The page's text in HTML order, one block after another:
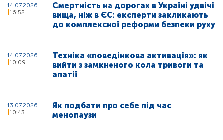
14.07.2026
16:52
Смертність на дорогах в Україні удвічі
вища, ніж в ЄС: експерти закликають
до комплексної реформи безпеки руху
14.07.2026
10:09
Техніка «поведінкова активація»: як
вийти з замкненого кола тривоги та
апатії
13.07.2026
10:43
Як подбати про себе під час
менопаузи